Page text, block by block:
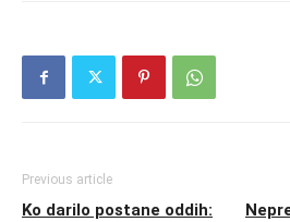
Previous article
Ko darilo postane oddih: